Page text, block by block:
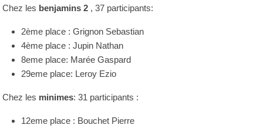
Chez les benjamins 2 , 37 participants:
2ème place : Grignon Sebastian
4ème place : Jupin Nathan
8eme place: Marée Gaspard
29eme place: Leroy Ezio
Chez les minimes: 31 participants :
12eme place : Bouchet Pierre